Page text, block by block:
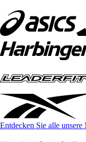
Entdecken Sie alle unsere